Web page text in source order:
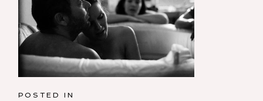
POSTED IN